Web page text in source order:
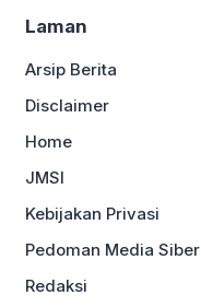
Laman
Arsip Berita
Disclaimer
Home
JMSI
Kebijakan Privasi
Pedoman Media Siber
Redaksi